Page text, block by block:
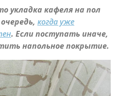
укладка кафеля на пол
когда уже
. Если поступать иначе,
напольное покрытие.